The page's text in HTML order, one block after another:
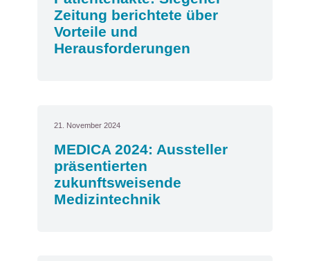
Zeitung berichtete über
Vorteile und
Herausforderungen
21. November 2024
MEDICA 2024: Aussteller
präsentierten
zukunftsweisende
Medizintechnik